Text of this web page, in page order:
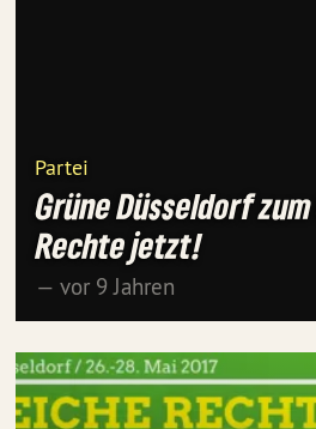
Partei
Grüne Düsseldorf zum
Rechte jetzt!
— vor 9 Jahren